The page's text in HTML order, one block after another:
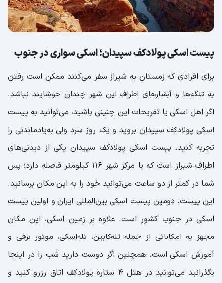
پیست اسکی پولادکف سپیدان؛ اسکی سواری در جنوب
برای افرادی که زمستان به شیراز سفر می‌کنند ممکن است رفتن
به تنگه‌ها و آبشارهای اطراف این شهر چندان خوشایند نباشد.
اگر اهل اسکی یا تفریحات این چنینی باشید، می‌توانید به پیست
اسکی پولادکف سپیدان بروید و یک روز سرد ولی به‌یادماندنی را
تجربه کنید. پیست اسکی پولاد‌کف سپیدان یکی از دیدنی‌های
اطراف شیراز است که با مرکز شهر 116 کیلومتر فاصله دارد؛ پس
شما در کمتر از دو ساعت می‌توانید خود را به این مکان برسانید.
این پیست، دومین پیست اسکی بین‌المللی ایران و اولین پیست
اسکی در جنوب کشور است. علاوه بر زمین اسکی، این مکان
مجهز به امکاناتی از جمله تله‌کابین، تله‌اسکی، موتور برفی و
آموزش اسکی است. همچنین اگر دوست دارید شب را در اینجا
بگذرانید می‌توانید در هتل 4 ستاره پولادکف اتاق رزرو کنید و